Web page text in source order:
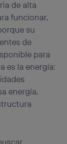
de alta
funcionar,
su
de
para
es la energía:
energía,